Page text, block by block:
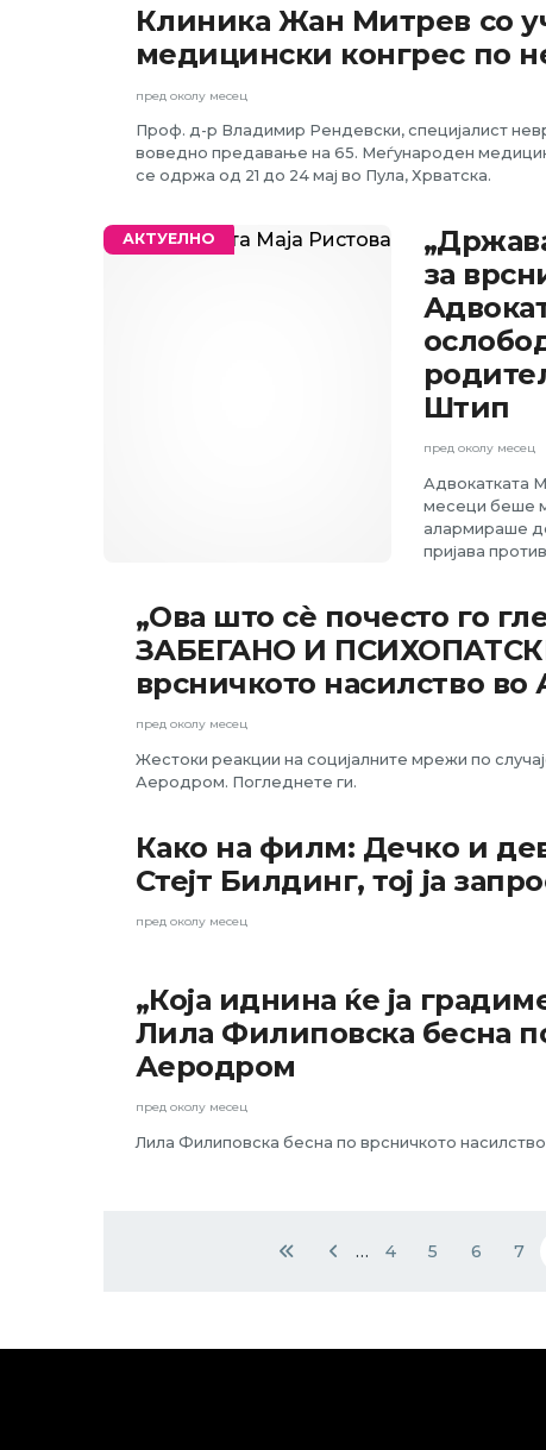
АКТУЕЛНО
Клиника Жан Митрев со
медицински конгрес по
пред околу месец
Проф. д-р Владимир Рендевски, специјалист
воведно предавање на 65. Меѓународен
се одржа од 21 до 24 мај во Пула, Хрватска.
АКТУЕЛНО
за
Штип
пред околу месец
Адвокатката
месеци беше
алармираше
пријава
АКТУЕЛНО
„Ова што сѐ почесто го
ЗАБЕГАНО И
врсничкото насилство
пред околу месец
Жестоки реакции на социјалните мрежи по
Аеродром. Погледнете ги.
АКТУЕЛНО
Како на филм: Дечко и
Стејт Билдинг, тој ја
пред околу месец
АКТУЕЛНО
„Која иднина ќе ја
Лила Филиповска бесна
Аеродром
пред околу месец
Лила Филиповска бесна по врсничкото
First pagePrevious page
… Page
4 Page
5 Page
6 Page
7